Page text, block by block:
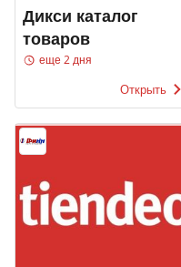
Дикси каталог
товаров
еще 2 дня
Открыть